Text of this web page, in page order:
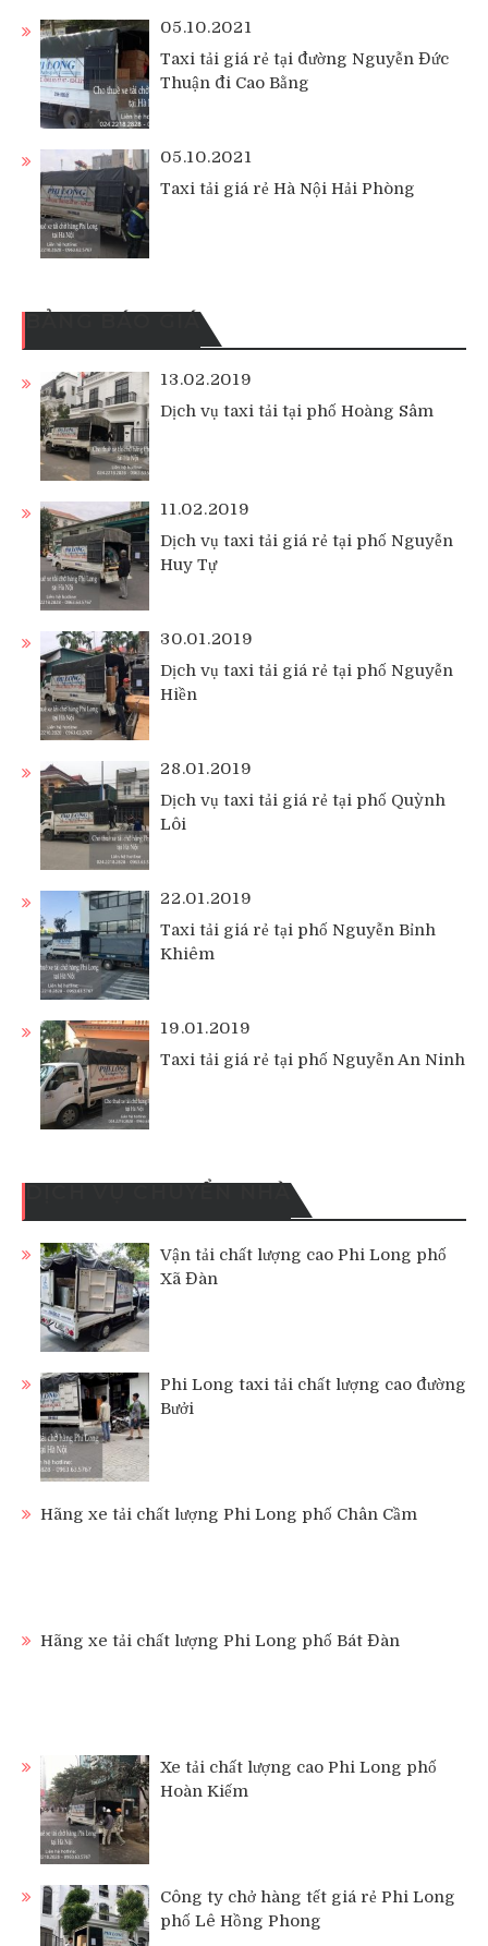
05.10.2021
Taxi tải giá rẻ tại đường Nguyễn Đức
Thuận đi Cao Bằng
05.10.2021
Taxi tải giá rẻ Hà Nội Hải Phòng
BẢNG BÁO GIÁ
13.02.2019
Dịch vụ taxi tải tại phố Hoàng Sâm
11.02.2019
Dịch vụ taxi tải giá rẻ tại phố Nguyễn
Huy Tự
30.01.2019
Dịch vụ taxi tải giá rẻ tại phố Nguyễn
Hiền
28.01.2019
Dịch vụ taxi tải giá rẻ tại phố Quỳnh
Lôi
22.01.2019
Taxi tải giá rẻ tại phố Nguyễn Bỉnh
Khiêm
19.01.2019
Taxi tải giá rẻ tại phố Nguyễn An Ninh
DỊCH VỤ CHUYỂN NHÀ
Vận tải chất lượng cao Phi Long phố
Xã Đàn
Phi Long taxi tải chất lượng cao đường
Bưởi
Hãng xe tải chất lượng Phi Long phố Chân Cầm
Hãng xe tải chất lượng Phi Long phố Bát Đàn
Xe tải chất lượng cao Phi Long phố
Hoàn Kiếm
Công ty chở hàng tết giá rẻ Phi Long
phố Lê Hồng Phong